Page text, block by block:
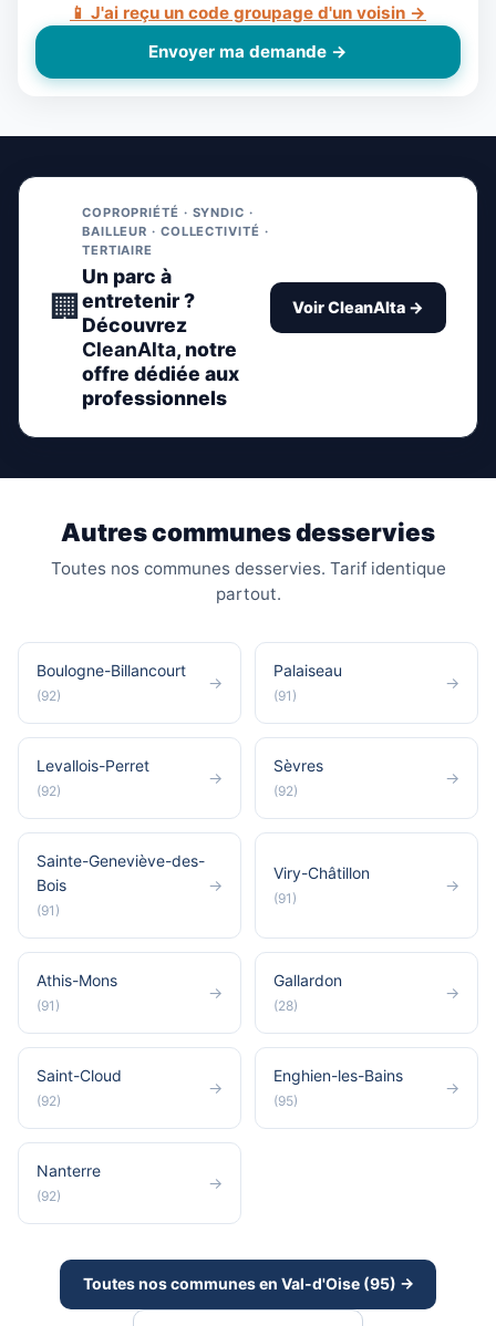
📱 J'ai reçu un code groupage d'un voisin →
Envoyer ma demande →
🏢
COPROPRIÉTÉ · SYNDIC ·
BAILLEUR · COLLECTIVITÉ ·
TERTIAIRE
Un parc à
entretenir ?
Découvrez
CleanAlta, notre
offre dédiée aux
professionnels
Voir CleanAlta →
Autres communes desservies
Toutes nos communes desservies. Tarif identique
partout.
Boulogne-Billancourt
(92)
→
Palaiseau
(91)
→
Levallois-Perret
(92)
→
Sèvres
(92)
→
Sainte-Geneviève-des-
Bois
(91)
→
Viry-Châtillon
(91)
→
Athis-Mons
(91)
→
Gallardon
(28)
→
Saint-Cloud
(92)
→
Enghien-les-Bains
(95)
→
Nanterre
(92)
→
Toutes nos communes en Val-d'Oise (95) →